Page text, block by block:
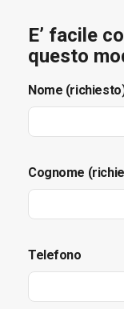
E’ facile
questo
Nome
Cognome
Telefono